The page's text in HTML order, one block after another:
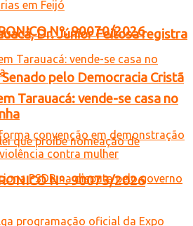
Dr. Júnior Feitosa registra
pelo Democracia Cristã
Nº. 90070/2026
Tarauacá: vende-se casa no
Nº. 90073/2026